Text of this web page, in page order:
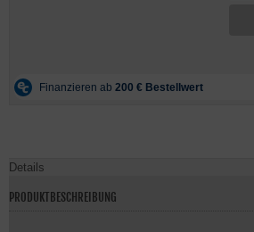
Details
PRODUKTBESCHREIBUNG